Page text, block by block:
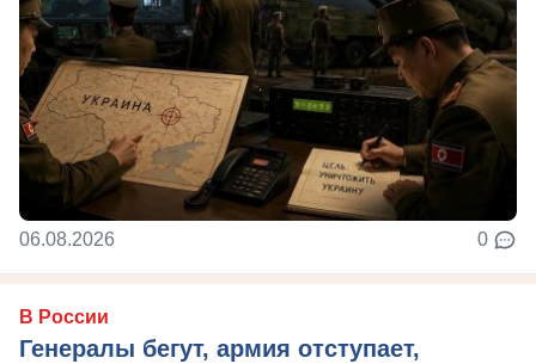
06.08.2026 0
В России
Генералы бегут, армия отступает,